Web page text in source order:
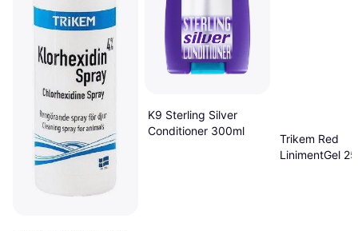
K9 Sterling Silver
Conditioner 300ml
Trikem Red
LinimentGel